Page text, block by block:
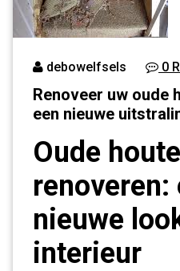
debowelfsels 0
Renoveer uw oude
een nieuwe
Oude
renoveren:
nieuwe
interieur